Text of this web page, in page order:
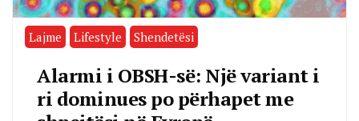
Lajme Lifestyle Shendetësi
Alarmi i OBSH-së: Një variant i
ri dominues po përhapet me